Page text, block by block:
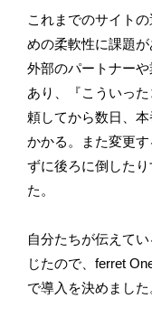
これまでのサイト
めの柔軟性に課題が
外部のパートナー
あり、『こういっ
頼してから数日、
かかる。また変更
ずに後ろに倒した
た。
自分たちが伝えて
じたので、ferret
で導入を決めました